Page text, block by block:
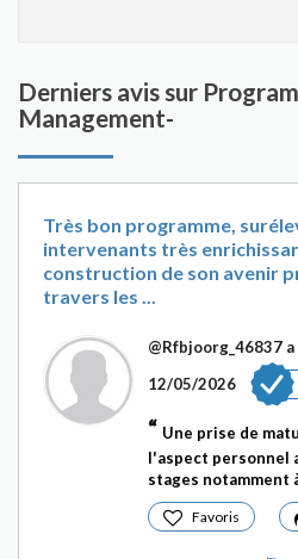
Derniers avis sur
Management-
Très bon programme,
intervenants très
construction de son avenir
travers les ...
@Rfbjoorg_46837
12/05/2026
Une prise de
l'aspect personnel
stages notamment
Favoris